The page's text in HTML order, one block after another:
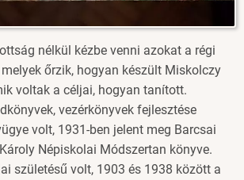
nélkül kézbe venni azokat a régi
őrzik, hogyan készült Miskolczy
voltak a céljai, hogyan tanított.
vezérkönyvek fejlesztése
volt, 1931-ben jelent meg Barcsai
Népiskolai Módszertan könyve.
születésű volt, 1903 és 1938 között a